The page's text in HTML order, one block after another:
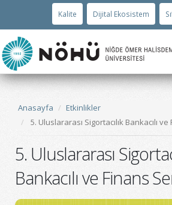
Kalite Dijital Ekosistem
Anasayfa
Etkinlikler
5. Uluslararası Sigortacılık Bankacılı
5. Uluslararası
Bankacılı ve Finans